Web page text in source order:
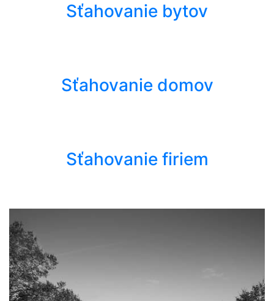
Sťahovanie bytov
Sťahovanie domov
Sťahovanie firiem